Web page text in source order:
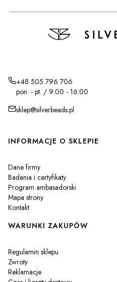
+48 505 796 706
pon. - pt. / 9:00 - 16:00
sklep@silverbeads.pl
Linki w stopce
INFORMACJE O SKLEPIE
Dane firmy
Badania i certyfikaty
Program ambasadorski
Mapa strony
Kontakt
WARUNKI ZAKUPÓW
Regulamin sklepu
Zwroty
Reklamacje